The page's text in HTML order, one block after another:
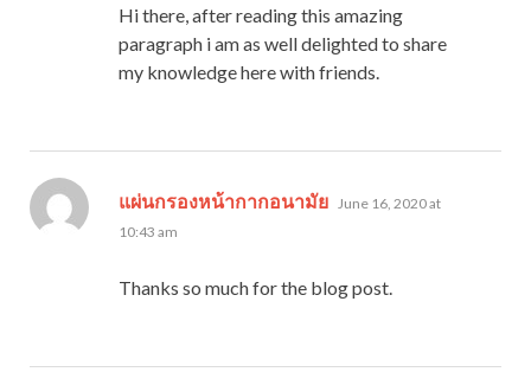
Hi there, after reading this amazing
paragraph i am as well delighted to share
my knowledge here with friends.
แผ่นกรองหน้ากากอนามัย says:
June 16, 2020 at
10:43 am
Thanks so much for the blog post.